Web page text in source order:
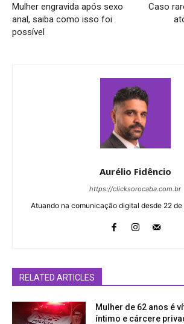
Mulher engravida após sexo
anal, saiba como isso foi
possível
Caso
Aurélio Fidêncio
https://clicksorocaba.com.br
Atuando na comunicação digital desde 22 de
RELATED ARTICLES
Mulher de 62 anos é
íntimo e cárcere